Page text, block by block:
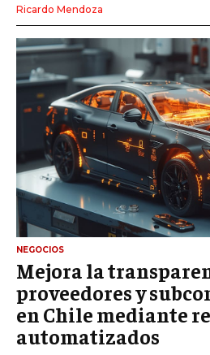
Ricardo Mendoza
NEGOCIOS
Mejora la
proveedores y
en Chile mediante
automatizados